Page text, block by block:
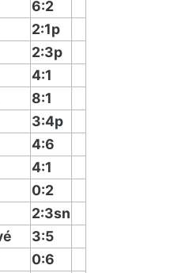
6:2
2:1p
2:3p
4:1
8:1
3:4p
4:6
4:1
0:2
2:3sn
3:5
0:6